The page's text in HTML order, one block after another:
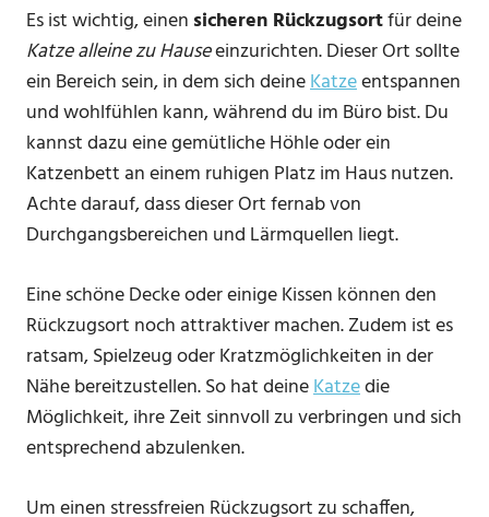
Es ist wichtig, einen sicheren Rückzugsortfür deine
Katze alleine zu Hauseeinzurichten. Dieser Ort sollte
ein Bereich sein, in dem sich deineKatzeentspannen
und wohlfühlen kann, während du im Büro bist. Du
kannst dazu eine gemütliche Höhle oder ein
Katzenbett an einem ruhigen Platz im Haus nutzen.
Achte darauf, dass dieser Ort fernab von
Durchgangsbereichen und Lärmquellen liegt.
Eine schöne Decke oder einige Kissen können den
Rückzugsort noch attraktiver machen. Zudem ist es
ratsam, Spielzeug oder Kratzmöglichkeiten in der
Nähe bereitzustellen. So hat deineKatzedie
Möglichkeit, ihre Zeit sinnvoll zu verbringen und sich
entsprechend abzulenken.
Um einen stressfreien Rückzugsort zu schaffen,